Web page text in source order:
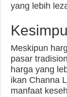
yang lebih
Meskipun
pasar
harga yang
ikan Channa
manfaat